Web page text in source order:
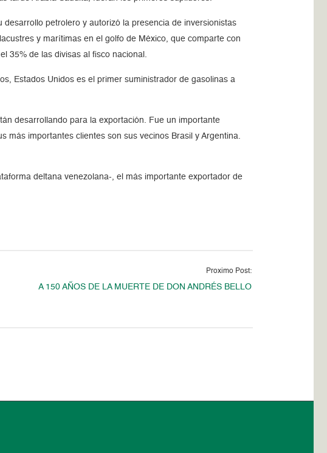
petrolero y autorizó la presencia de inversionistas
y marítimas en el golfo de México, que comparte con
35% de las divisas al fisco nacional.
Estados Unidos es el primer suministrador de gasolinas a
desarrollando para la exportación. Fue un importante
importantes clientes son sus vecinos Brasil y Argentina.
deltana venezolana-, el más importante exportador de
Proximo Post:
A 150 AÑOS DE LA MUERTE DE DON ANDRÉS BELLO